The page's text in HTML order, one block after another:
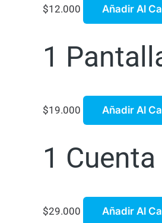
$12.000 Añadir Al
1
$19.000 Añadir Al
1
$29.000 Añadir Al